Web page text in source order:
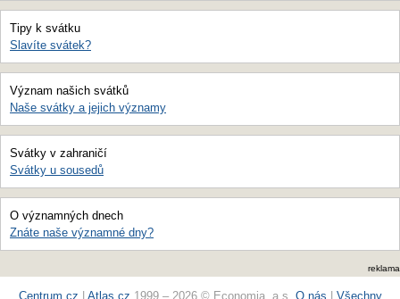
Tipy k svátku
Slavíte svátek?
Význam našich svátků
Naše svátky a jejich významy
Svátky v zahraničí
Svátky u sousedů
O významných dnech
Znáte naše významné dny?
reklama
Centrum.cz Atlas.cz 1999 – 2026 © Economia, a.s. O nás Všechny